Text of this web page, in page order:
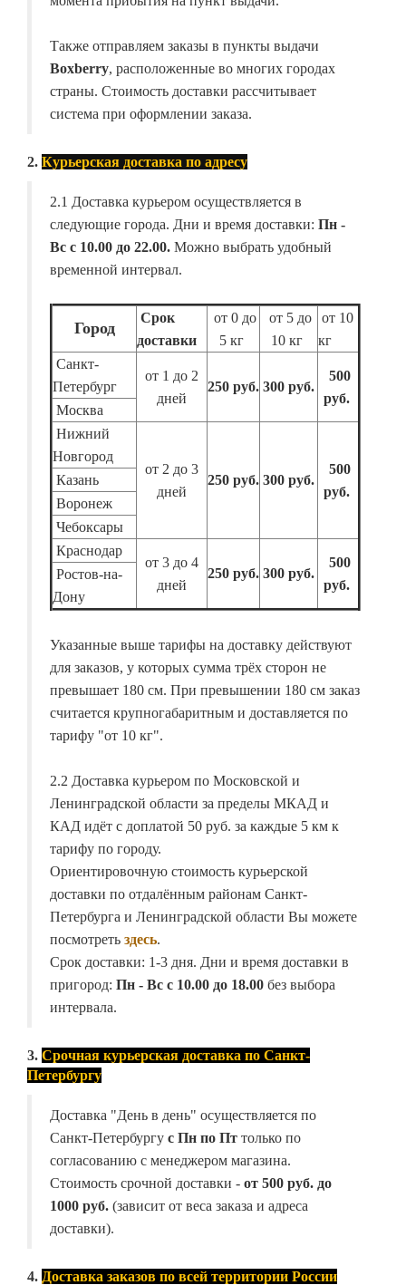
Также отправляем заказы в пункты выдачи
Boxberry, расположенные во многих городах
страны. Стоимость доставки рассчитывает
система при оформлении заказа.
2. Курьерская доставка по адресу
2.1 Доставка курьером осуществляется в
следующие города. Дни и время доставки: Пн -
Вс с 10.00 до 22.00. Можно выбрать удобный
временной интервал.
Город
Срок
доставки
от 0 до
5 кг
от 5 до
10 кг
от 10
кг
Санкт-
Петербург
от 1 до 2
дней
250 руб. 300 руб.
500
руб.
Москва
Нижний
Новгород
от 2 до 3
дней
250 руб. 300 руб.
500
руб.
Казань
Воронеж
Чебоксары
Краснодар
от 3 до 4
дней
250 руб. 300 руб.
500
руб.
Ростов-на-
Дону
Указанные выше тарифы на доставку действуют
для заказов, у которых сумма трёх сторон не
превышает 180 см. При превышении 180 см заказ
считается крупногабаритным и доставляется по
тарифу "от 10 кг".
2.2 Доставка курьером по Московской и
Ленинградской области за пределы МКАД и
КАД идёт с доплатой 50 руб. за каждые 5 км к
тарифу по городу.
Ориентировочную стоимость курьерской
доставки по отдалённым районам Санкт-
Петербурга и Ленинградской области Вы можете
посмотреть здесь.
Срок доставки: 1-3 дня. Дни и время доставки в
пригород: Пн - Вс с 10.00 до 18.00 без выбора
интервала.
3. Срочная курьерская доставка по Санкт-
Петербургу
Доставка "День в день" осуществляется по
Санкт-Петербургу с Пн по Пт только по
согласованию с менеджером магазина.
Стоимость срочной доставки - от 500 руб. до
1000 руб. (зависит от веса заказа и адреса
доставки).
4. Доставка заказов по всей территории России